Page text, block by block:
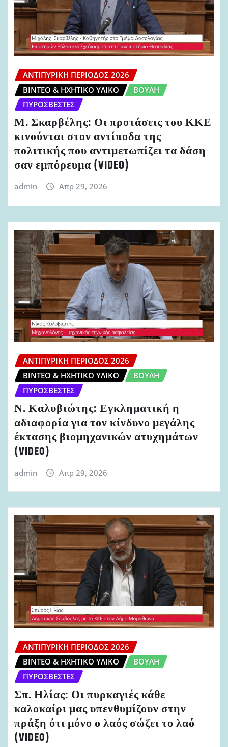
ΑΝΤΙΠΥΡΙΚΉ ΠΕΡΊΟΔΟΣ 2026
ΒΊΝΤΕΟ & ΗΧΗΤΙΚΌ ΥΛΙΚΌ
ΒΟΥΛΉ
ΠΥΡΟΣΒΈΣΤΕΣ
Μ. Σκαρβέλης: Οι προτάσεις του ΚΚΕ
κινούνται στον αντίποδα της
πολιτικής που αντιμετωπίζει τα δάση
σαν εμπόρευμα (VIDEO)
admin Απρ 29, 2026
ΑΝΤΙΠΥΡΙΚΉ ΠΕΡΊΟΔΟΣ 2026
ΒΊΝΤΕΟ & ΗΧΗΤΙΚΌ ΥΛΙΚΌ
ΒΟΥΛΉ
ΠΥΡΟΣΒΈΣΤΕΣ
Ν. Καλυβιώτης: Εγκληματική η
αδιαφορία για τον κίνδυνο μεγάλης
έκτασης βιομηχανικών ατυχημάτων
(VIDEO)
admin Απρ 29, 2026
ΑΝΤΙΠΥΡΙΚΉ ΠΕΡΊΟΔΟΣ 2026
ΒΊΝΤΕΟ & ΗΧΗΤΙΚΌ ΥΛΙΚΌ
ΒΟΥΛΉ
ΠΥΡΟΣΒΈΣΤΕΣ
Σπ. Ηλίας: Οι πυρκαγιές κάθε
καλοκαίρι μας υπενθυμίζουν στην
πράξη ότι μόνο ο λαός σώζει το λαό
(VIDEO)